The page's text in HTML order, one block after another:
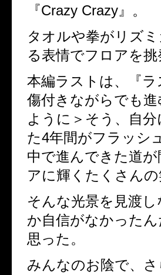
『Crazy Crazy』。
タオルや拳がリズ
る表情でフロアを
本編ラストは、『
傷付きながらでも
ように＞そう、自
た4年間がフラッシ
中で進んできた道
アに輝くたくさん
そんな光景を見渡
か自信がなかった
思った。
みんなのお陰で、